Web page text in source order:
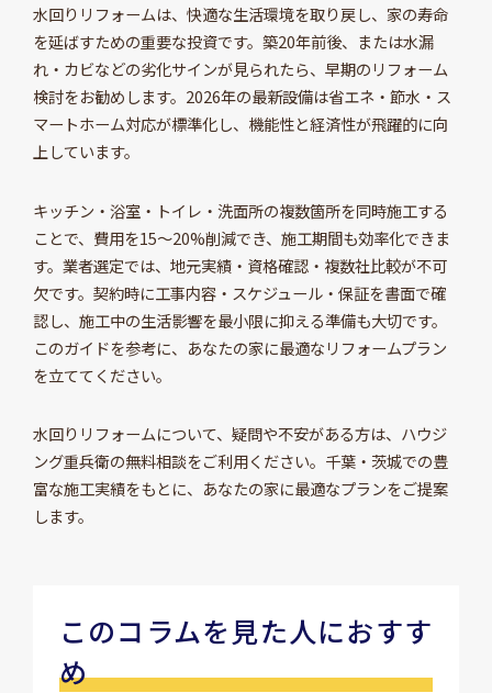
水回りリフォームは、快適な生活環境を取り戻し、家の寿命
を延ばすための重要な投資です。築20年前後、または水漏
れ・カビなどの劣化サインが見られたら、早期のリフォーム
検討をお勧めします。2026年の最新設備は省エネ・節水・ス
マートホーム対応が標準化し、機能性と経済性が飛躍的に向
上しています。
キッチン・浴室・トイレ・洗面所の複数箇所を同時施工する
ことで、費用を15～20%削減でき、施工期間も効率化できま
す。業者選定では、地元実績・資格確認・複数社比較が不可
欠です。契約時に工事内容・スケジュール・保証を書面で確
認し、施工中の生活影響を最小限に抑える準備も大切です。
このガイドを参考に、あなたの家に最適なリフォームプラン
を立ててください。
水回りリフォームについて、疑問や不安がある方は、ハウジ
ング重兵衛の無料相談をご利用ください。千葉・茨城での豊
富な施工実績をもとに、あなたの家に最適なプランをご提案
します。
このコラムを見た人におすす
め